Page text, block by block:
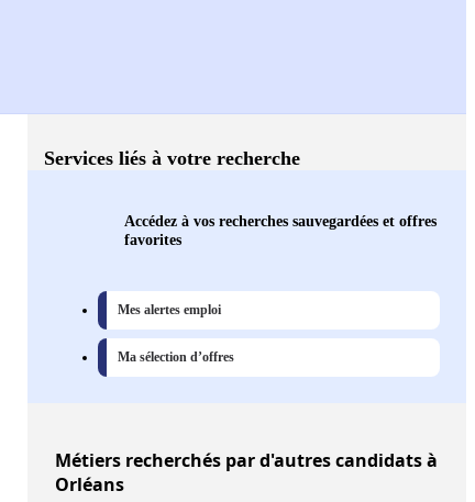
Services liés à votre recherche
Accédez à vos recherches sauvegardées et offres
favorites
Mes alertes emploi
Ma sélection d’offres
Métiers recherchés par d'autres candidats à
Orléans